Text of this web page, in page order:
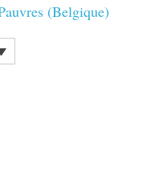
(Belgique)